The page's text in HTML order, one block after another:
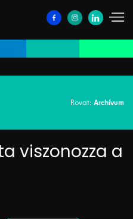
Rovat: Archívum
viszonozza a